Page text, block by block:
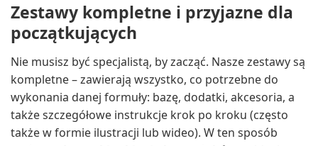
Zestawy kompletne i przyjazne dla
początkujących
Nie musisz być specjalistą, by zacząć. Nasze zestawy są
kompletne – zawierają wszystko, co potrzebne do
wykonania danej formuły: bazę, dodatki, akcesoria, a
także szczegółowe instrukcje krok po kroku (często
także w formie ilustracji lub wideo). W ten sposób